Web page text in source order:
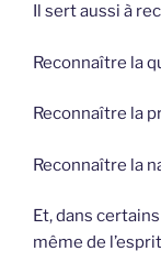
Il sert aussi à
Reconnaître la
Reconnaître la
Reconnaître la
Et, dans
même de